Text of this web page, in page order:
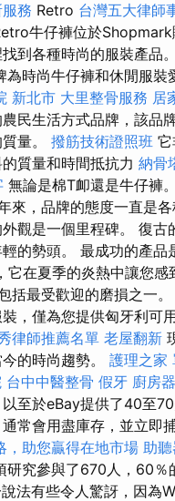
務 Retro 台灣五大律師
牛仔褲位於Shopmark
到各種時尚的服裝產品。
為時尚牛仔褲和休閒服裝
新北市 大里整骨服務 居
民生活方式品牌，該品
量。 撥筋技術證照班
質量和時間抵抗力 納骨
無論是棉T卹還是牛仔褲。
來，品牌的態度一直是
觀是一個里程碑。 復古
的勢頭。 最成功的產品
它在夏季的炎熱中讓您感
括最受歡迎的磨損之一
，僅為您提供匈牙利可
律師推薦名單 老屋翻新
的時尚趨勢。 護理之家
台中中醫整骨 假牙 廚房
至於eBay提供了40至
通常會用盡庫存，並立即
，助您贏得在地市場 助
研究參與了670人，60％
法有些令人驚訝，因為